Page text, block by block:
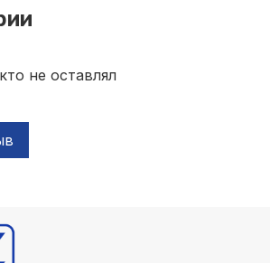
не оставлял